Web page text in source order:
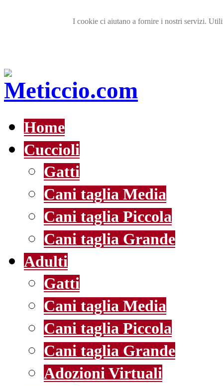
I cookie ci aiutano a fornire i nostri servizi.
Home
Cuccioli
Gatti
Cani taglia Media
Cani taglia Piccola
Cani taglia Grande
Adulti
Gatti
Cani taglia Media
Cani taglia Piccola
Cani taglia Grande
Adozioni Virtuali